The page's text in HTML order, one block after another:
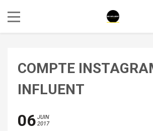
COMPTE
INFLUENT
06 JUIN
2017